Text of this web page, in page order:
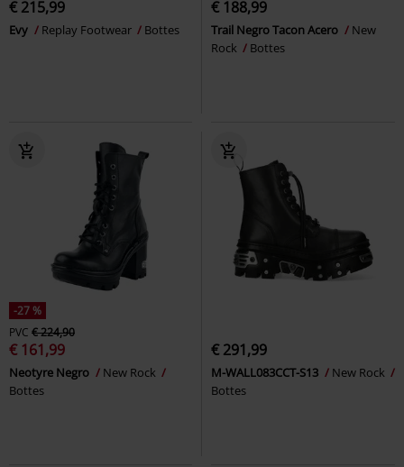
€ 215,99
Evy Replay Footwear Bottes
€ 188,99
Trail Negro Tacon Acero
New
Rock
Bottes
-27 %
PVC € 224,90
€ 161,99
Neotyre Negro
New Rock
Bottes
€ 291,99
M-WALL083CCT-S13
New Rock
Bottes